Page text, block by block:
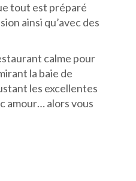
tout est préparé
ainsi qu’avec des
calme pour
la baie de
les excellentes
amour… alors vous